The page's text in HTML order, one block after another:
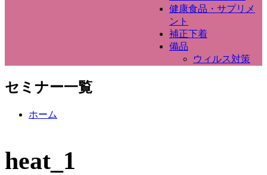
健康食品・サプリメ
ント
補正下着
備品
ウィルス対策
セミナー一覧
ホーム
heat_1